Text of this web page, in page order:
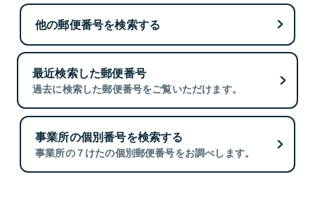
他の郵便番号を検索する
最近検索した郵便番号
過去に検索した郵便番号をご覧いただけます。
事業所の個別番号を検索する
事業所の７けたの個別郵便番号をお調べします。